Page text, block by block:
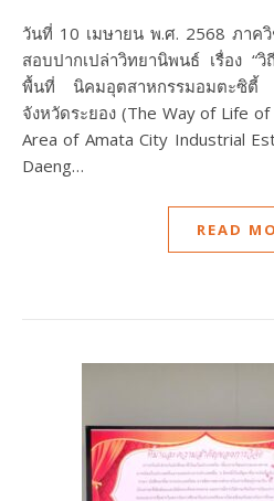
วันที่ 10 เมษายน พ.ศ. 2568 ภาควิชาศาสนาและปรัชญา ได้จัด
สอบปากเปล่าวิทยานิพนธ์ เรื่อง “
พื้นที่ นิคมอุตสาหกรรมอมตะซิตี้
จังหวัดระยอง (The Way of Life
Area of Amata City Industrial
Daeng…
READ